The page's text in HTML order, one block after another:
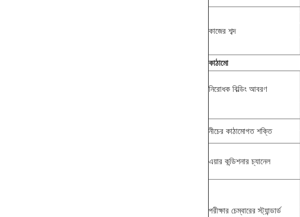
কাজের শব্দ
কাঠামো
নিরোধক বিল্ডিং আবরণ
নীচের কাঠামোগত শক্তি
এয়ার কন্ডিশনার চ্যানেল
পরীক্ষার চেম্বারের স্ট্যান্ডার্ড